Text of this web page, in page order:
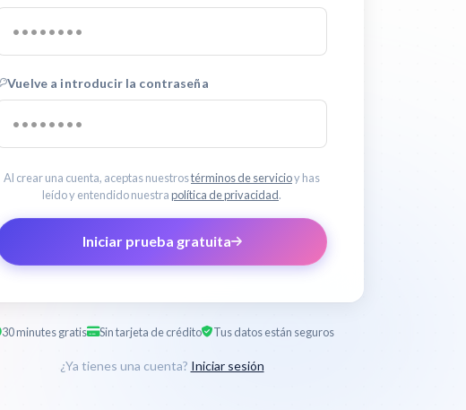
Vuelve a introducir la contraseña
Al crear una cuenta, aceptas nuestrostérminos de servicioy has
leído y entendido nuestrapolítica de privacidad.
Iniciar prueba gratuita
30 minutes gratis Sin tarjeta de crédito Tus datos están seguros
¿Ya tienes una cuenta? Iniciar sesión